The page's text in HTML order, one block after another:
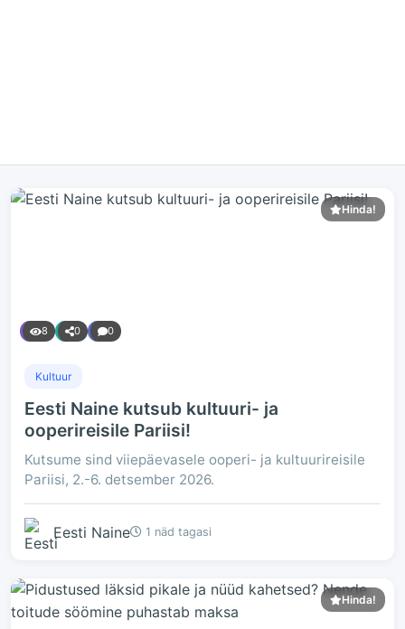
Hinda!
8 0 0
Kultuur
Eesti Naine kutsub kultuuri- ja
ooperireisile Pariisi!
Kutsume sind viiepäevasele ooperi- ja kultuurireisile
Pariisi, 2.-6. detsember 2026.
Eesti Naine 1 näd tagasi
Hinda!